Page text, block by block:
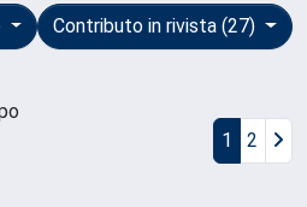
Contributo in rivista (27)
1 2